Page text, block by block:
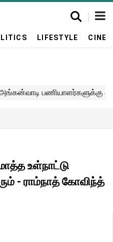
LIFESTYLE
உள்நாட்டு
- ராம்நாத் கோவிந்த்